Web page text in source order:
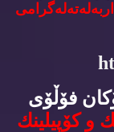
فۆڵۆی
و كۆپیلینك